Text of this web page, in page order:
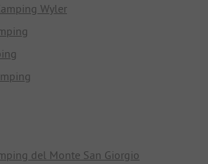
Wyler
del Monte San Giorgio